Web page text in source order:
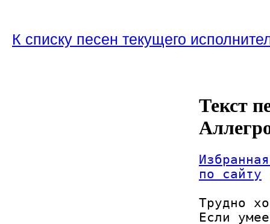
К списку песен текущего
Текст
по сайту
Трудно
Если